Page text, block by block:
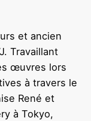
et ancien
Travaillant
œuvres lors
à travers le
René et
à Tokyo,